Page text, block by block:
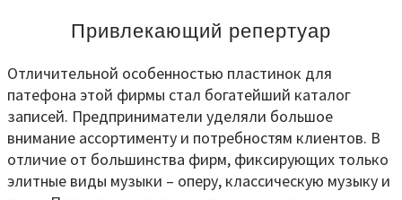
Привлекающий репертуар
Отличительной особенностью пластинок для
патефона этой фирмы стал богатейший каталог
записей. Предприниматели уделяли большое
внимание ассортименту и потребностям клиентов. В
отличие от большинства фирм, фиксирующих только
элитные виды музыки – оперу, классическую музыку и